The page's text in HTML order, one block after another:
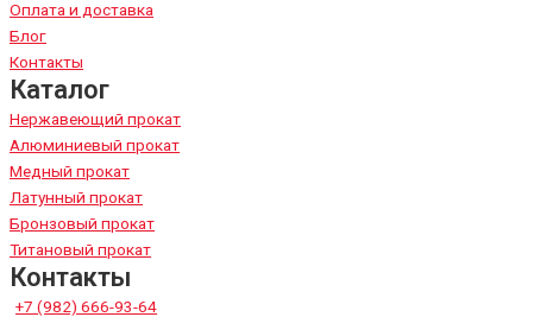
Оплата и доставка
Блог
Контакты
Каталог
Нержавеющий прокат
Алюминиевый прокат
Медный прокат
Латунный прокат
Бронзовый прокат
Титановый прокат
Контакты
+7 (982) 666-93-64